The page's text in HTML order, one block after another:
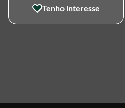
Tenho interesse